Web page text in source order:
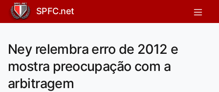
SPFC.net
Ney relembra erro de 2012 e
mostra preocupação com a
arbitragem